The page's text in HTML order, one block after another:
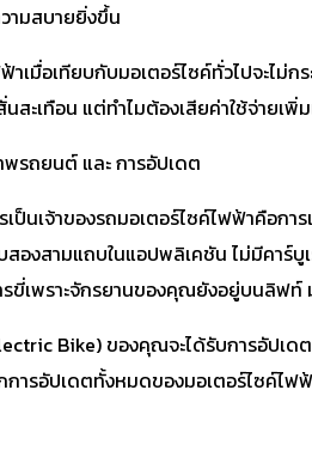
ามสบายยิ่งขึ้น
เมื่อเทียบกับมอเตอร์ไซค์ทั่วไปจะไม่
สะเทือน แต่ทำไมต้องเสียค่าใช้จ่ายเ
พรถยนต์ และ การอัปเดต
นเจ้าของรถมอเตอร์ไซค์ไฟฟ้าคือก
สองสามแถบในแอปพลิเคชัน ไม่มีคาร์
เพราะจักรยานของคุณยังอยู่บนลิฟท์
Bike) ของคุณจะได้รับการอัปเด
การอัปเดตทั้งหมดของมอเตอร์ไซค์ไ